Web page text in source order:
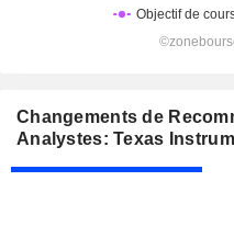
Changements de
Analystes: Texas